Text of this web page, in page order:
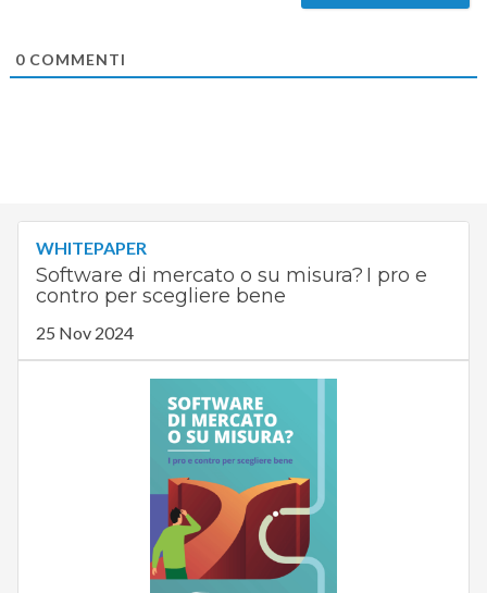
0COMMENTI
WHITEPAPER
Software di mercato o su misura? I pro e
contro per scegliere bene
25 Nov 2024